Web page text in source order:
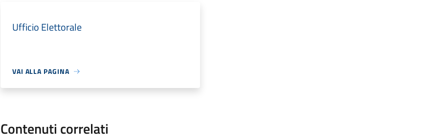
Ufficio Elettorale
VAI ALLA PAGINA
Contenuti correlati